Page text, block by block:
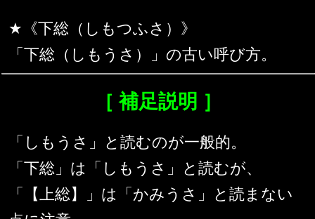
★《下総（しもつふさ）》
「下総（しもうさ）」の古い呼び方。
［ 補足説明 ］
「しもうさ」と読むのが一般的。
「下総」は「しもうさ」と読むが、
「【上総】」は「かみうさ」と読まない